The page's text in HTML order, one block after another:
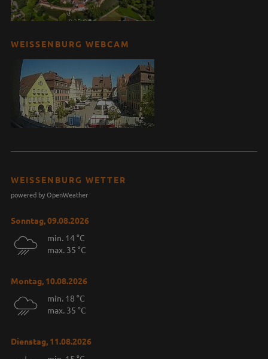
WEISSENBURG WEBCAM
WEISSENBURG WETTER
powered by OpenWeather
Sonntag, 09.08.2026
min. 14 °C
max. 35 °C
Montag, 10.08.2026
min. 18 °C
max. 35 °C
Dienstag, 11.08.2026